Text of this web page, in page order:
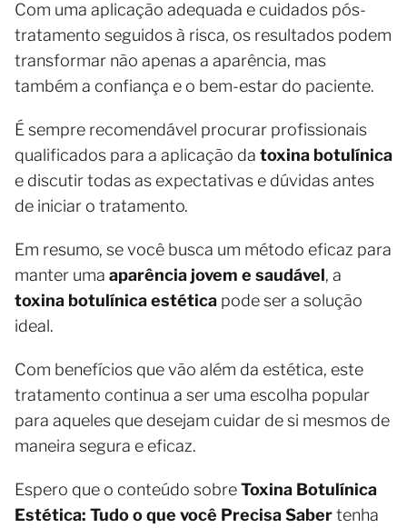
Com uma aplicação adequada e cuidados pós-
tratamento seguidos à risca, os resultados podem
transformar não apenas a aparência, mas
também a confiança e o bem-estar do paciente.
É sempre recomendável procurar profissionais
qualificados para a aplicação da toxina botulínica
e discutir todas as expectativas e dúvidas antes
de iniciar o tratamento.
Em resumo, se você busca um método eficaz para
manter uma aparência jovem e saudável, a
toxina botulínica estética pode ser a solução
ideal.
Com benefícios que vão além da estética, este
tratamento continua a ser uma escolha popular
para aqueles que desejam cuidar de si mesmos de
maneira segura e eficaz.
Espero que o conteúdo sobreToxina Botulínica
Estética: Tudo o que você Precisa Sabertenha